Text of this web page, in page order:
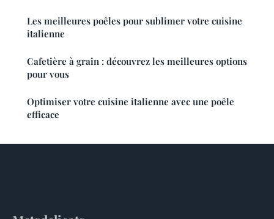
Les meilleures poêles pour sublimer votre cuisine
italienne
Cafetière à grain : découvrez les meilleures options
pour vous
Optimiser votre cuisine italienne avec une poêle
efficace